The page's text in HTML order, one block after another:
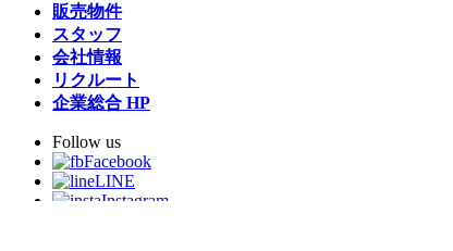
販売物件
スタッフ
会社情報
リクルート
企業総合 HP
Follow us
Facebook
LINE
Instagram